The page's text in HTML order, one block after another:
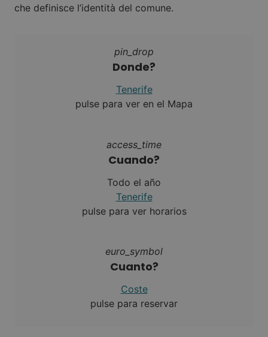
che definisce l’identità del comune.
pin_drop
Donde?
Tenerife
pulse para ver en el Mapa
access_time
Cuando?
Todo el año
Tenerife
pulse para ver horarios
euro_symbol
Cuanto?
Coste
pulse para reservar